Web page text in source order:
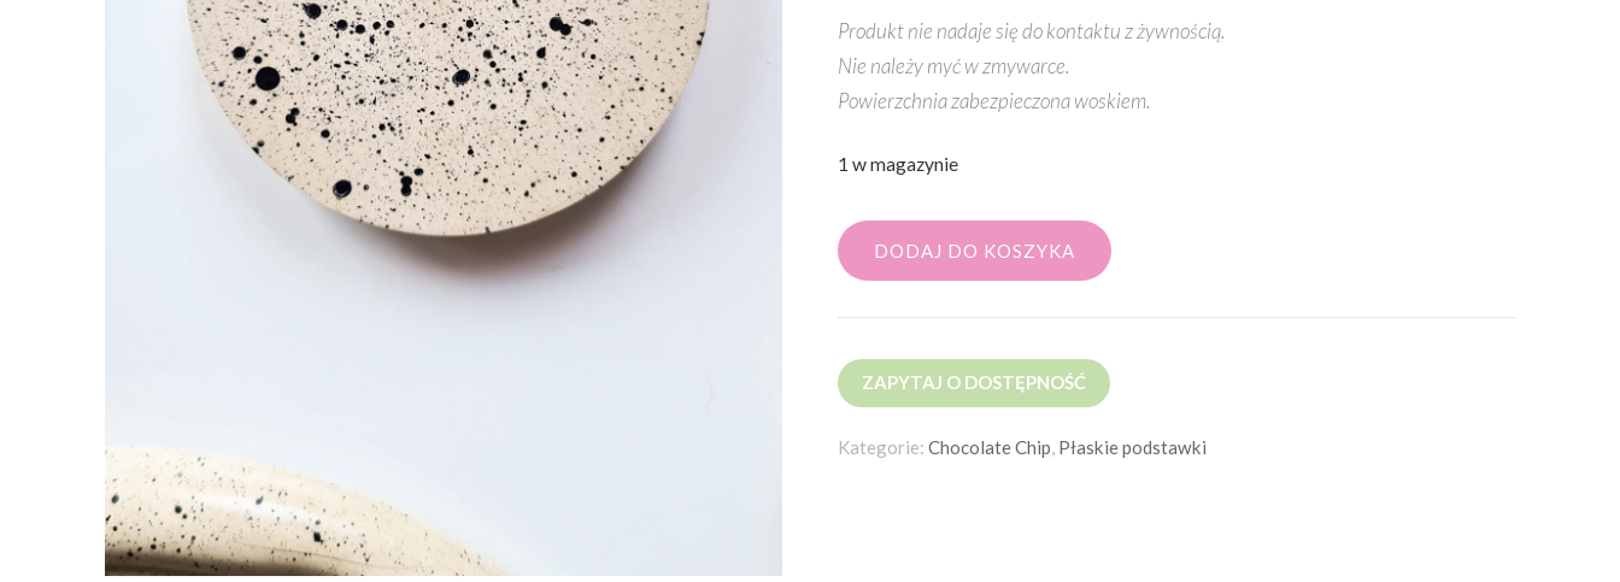
Produkt nie nadaje się do kontaktu z żywnością.
Nie należy myć w zmywarce.
Powierzchnia zabezpieczona woskiem.
1 w magazynie
DODAJ DO KOSZYKA
ZAPYTAJ O DOSTĘPNOŚĆ
Kategorie:Chocolate Chip, Płaskie podstawki